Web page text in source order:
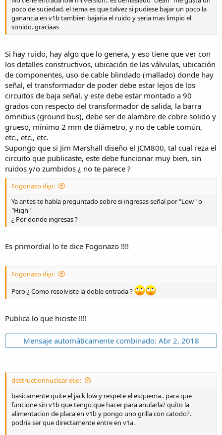
poco de suciedad. el tema es que talvez si pudiese bajar un poco la
ganancia en v1b tambien bajaria el ruido y seria mas limpio el
sonido. graciaas
Si hay ruido, hay algo que lo genera, y eso tiene que ver con
los detalles constructivos, ubicación de las válvulas, ubicación
de componentes, uso de cable blindado (mallado) donde hay
señal, el transformador de poder debe estar lejos de los
circuitos de baja señal, y este debe estar montado a 90
grados con respecto del transformador de salida, la barra
omnibus (ground bus), debe ser de alambre de cobre solido y
grueso, mínimo 2 mm de diámetro, y no de cable común,
etc., etc., etc.
Supongo que si Jim Marshall diseño el JCM800, tal cual reza el
circuito que publicaste, este debe funcionar muy bien, sin
ruidos y/o zumbidos ¿ no te parece ?
Fogonazo dijo:
Ya antes te había preguntado sobre si ingresas señal por "Low" o
"High"
¿ Por donde ingresas ?
Es primordial lo te dice Fogonazo !!!!
Fogonazo dijo:
Pero ¿ Como resolviste la doble entrada ?
Publica lo que hiciste !!!!
Mensaje automáticamente combinado: Abr 2, 2018
destructionnuclear dijo:
basicamente quite el jack low y respete el esquema.. para que
funcione sin v1b que tengo que hacer para anularla? quito la
alimentacion de placa en v1b y pongo uno grilla con catodo?.
podria ser que directamente entre en v1a.